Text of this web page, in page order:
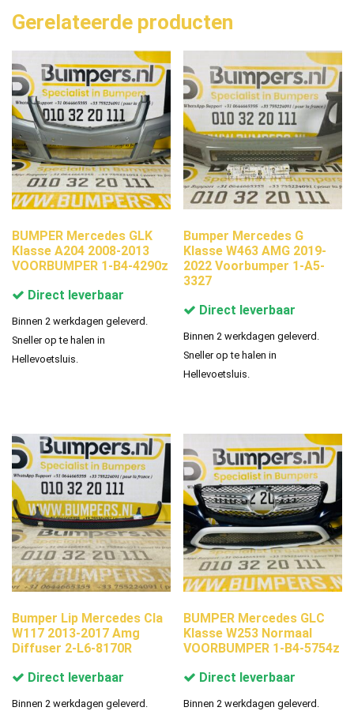
Gerelateerde producten
BUMPER Mercedes GLK
Klasse A204 2008-2013
VOORBUMPER 1-B4-4290z
Direct leverbaar
Binnen 2 werkdagen geleverd.
Sneller op te halen in
Hellevoetsluis.
Bumper Mercedes G
Klasse W463 AMG 2019-
2022 Voorbumper 1-A5-
3327
Direct leverbaar
Binnen 2 werkdagen geleverd.
Sneller op te halen in
Hellevoetsluis.
Bumper Lip Mercedes Cla
W117 2013-2017 Amg
Diffuser 2-L6-8170R
Direct leverbaar
Binnen 2 werkdagen geleverd.
BUMPER Mercedes GLC
Klasse W253 Normaal
VOORBUMPER 1-B4-5754z
Direct leverbaar
Binnen 2 werkdagen geleverd.